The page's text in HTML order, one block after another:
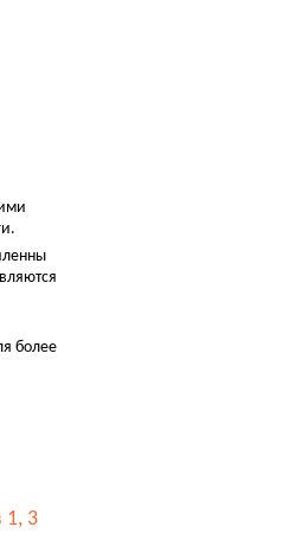
более
1, 3